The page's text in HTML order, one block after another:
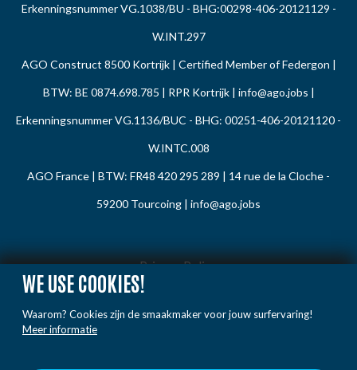
WE USE COOKIES!
Waarom? Cookies zijn de smaakmaker voor jouw surfervaring!
Meer informatie
Erkenningsnummer VG.1038/BU - BHG:00298-406-20121129 -
W.INT.297
AGO Construct 8500 Kortrijk | Certified Member of Federgon |
BTW: BE 0874.698.785 | RPR Kortrijk | info@ago.jobs |
Erkenningsnummer VG.1136/BUC - BHG: 00251-406-20121120 -
W.INTC.008
AGO France | BTW: FR48 420 295 289 | 14 rue de la Cloche -
59200 Tourcoing | info@ago.jobs
Privacy Policy
Cookie Policy
Gedragsregels
Voorwaarden